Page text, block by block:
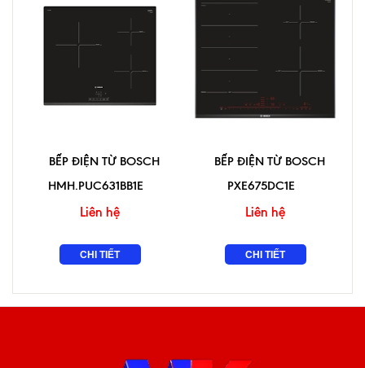
BẾP ĐIỆN TỪ BOSCH
HMH.PUC631BB1E
Liên hệ
CHI TIẾT
BẾP ĐIỆN TỪ BOSCH
PXE675DC1E
Liên hệ
CHI TIẾT